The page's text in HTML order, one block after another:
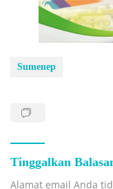
Sumenep
Tinggalkan
Alamat email Anda